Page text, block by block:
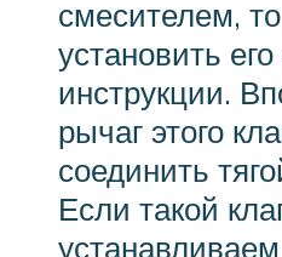
смесителем,
установить
инструкции.
рычаг этого
соединить
Если такой